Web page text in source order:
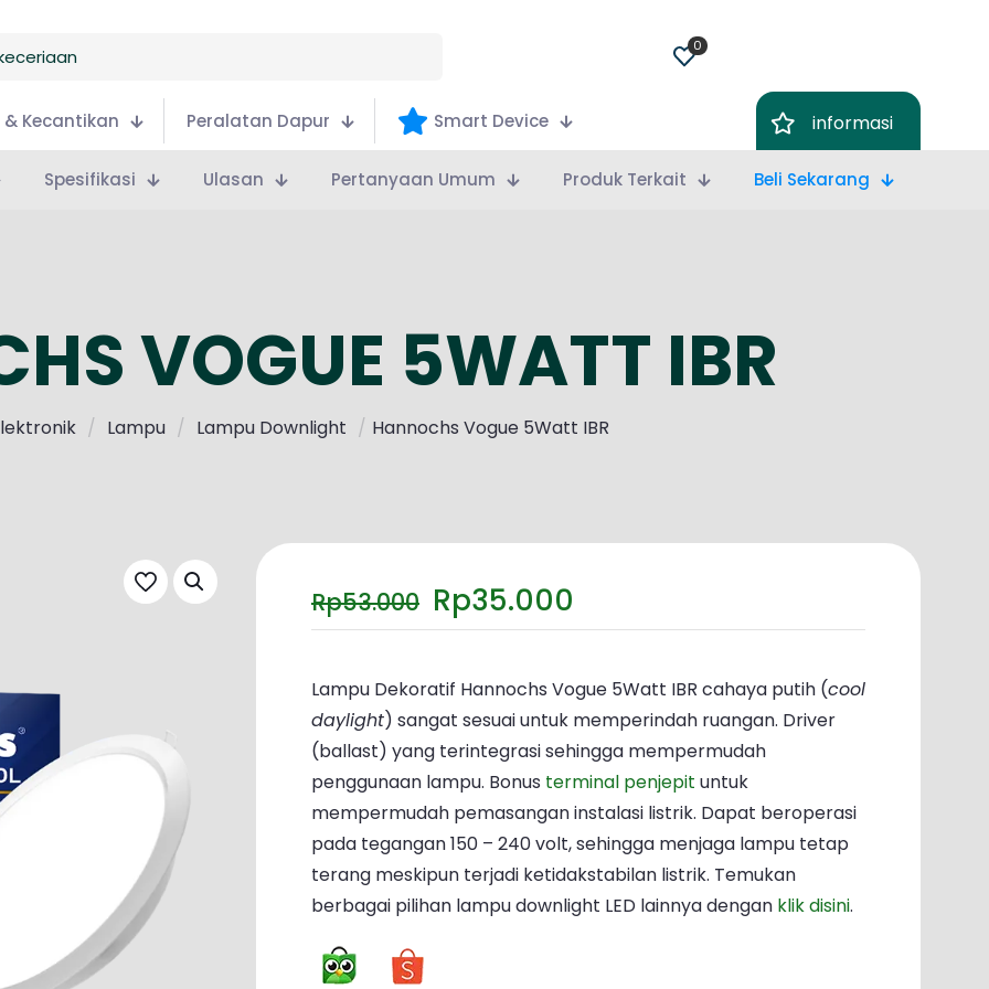
0
Kecantikan Peralatan Dapur Smart Device informasi
Spesifikasi Ulasan Pertanyaan Umum Produk Terkait Beli Sekarang
VOGUE 5WATT IBR
/ Lampu / Lampu Downlight / Hannochs Vogue 5Watt IBR
Rp53.000 Harga
aslinya
Rp53.000.
Rp35.000
saat
adalah:
Rp35.000.
Lampu Dekoratif Hannochs Vogue 5Watt IBR cahaya putih (cool
daylight) sangat sesuai untuk memperindah ruangan. Driver
(ballast) yang terintegrasi sehingga mempermudah
penggunaan lampu. Bonus terminal penjepit untuk
mempermudah pemasangan instalasi listrik. Dapat beroperasi
pada tegangan 150 – 240 volt, sehingga menjaga lampu tetap
terang meskipun terjadi ketidakstabilan listrik. Temukan
berbagai pilihan lampu downlight LED lainnya dengan klik disini.